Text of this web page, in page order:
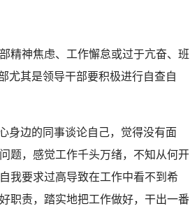
QQ
微信
神焦虑、工作懈怠或过于亢奋、班
尤其是领导干部要积极进行自查自
边的同事谈论自己，觉得没有面
题，感觉工作千头万绪，不知从何开
我要求过高导致在工作中看不到希
职责，踏实地把工作做好，干出一番